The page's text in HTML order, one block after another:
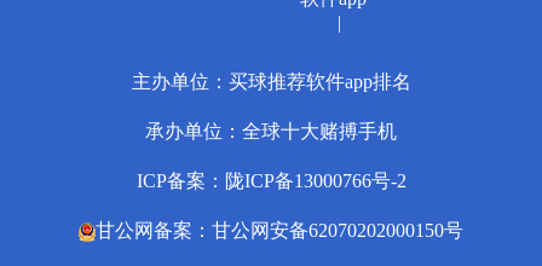
|
主办单位：买球推荐软件app排名
承办单位：全球十大赌搏手机
ICP备案：陇ICP备13000766号-2
甘公网备案：甘公网安备62070202000150号